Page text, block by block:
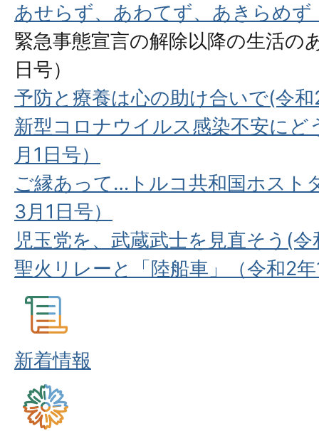
あせらず、あわてず、あきらめず
緊急事態宣言の解除以降の生活の
日号）
予防と療養は心の助け合いで(令
新型コロナウイルス感染不安に
月1日号）
ご縁あって…トルコ共和国ホスト
3月1日号）
児玉党を、武蔵武士を見直そう(
聖火リレーと「陸船車」（令和2
新着情報